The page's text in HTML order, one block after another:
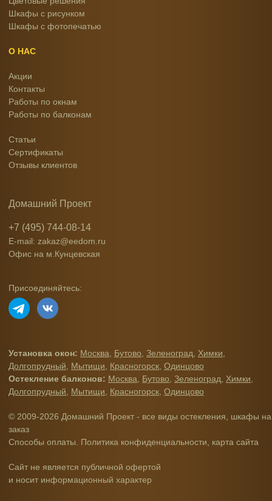
Шкафы с рисунком
Шкафы с фотопечатью
О НАС
Акции
Контакты
Работы по окнам
Работы по балконам
Статьи
Сертификаты
Отзывы клиентов
Домашний Проект
+7 (495) 744-08-14
E-mail: zakaz@eedom.ru
Офис на м.Кунцевская
Присоединяйтесь:
Установка окон: Москва Бутово Зеленоград Химки
Долгопрудный
Мытищи Красногорск Одинцово
Остекление балконов: Москва Бутово Зеленоград Химки
Долгопрудный
Мытищи Красногорск Одинцово
© 2009-2026 Домашний Проект - все виды остекления, шкафы на
заказ
Способы оплаты
Политика конфиденциальности карта сайта
Сайт не является публичной офертой
и носит информационный характер